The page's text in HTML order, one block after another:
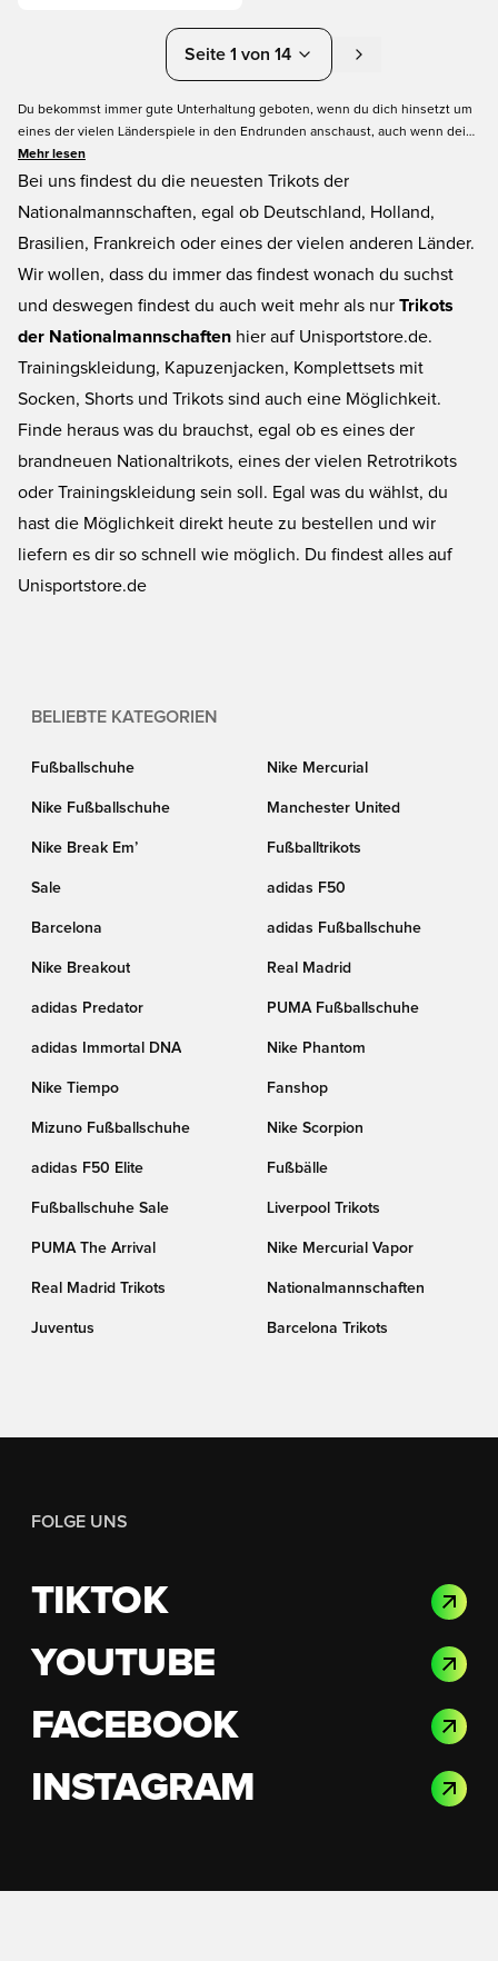
Seite 1 von 14
Du bekommst immer gute Unterhaltung geboten, wenn du dich hinsetzt um
eines der vielen Länderspiele in den Endrunden anschaust, auch wenn dein
Lieblingsland nicht mit dabei ist. Es ist immer wieder spannend die
verschiedenen Nationaltrikots zu sehen und in jeder Endrunde gibt es neue
möchtest, dann schau einfach öfter auf Unisportstore.de vorbei, denn wir
aktualisieren unsere Auswahl an Nationaltrikots laufend.
Mehr lesen
Bei uns findest du die neuesten Trikots der
Nationalmannschaften, egal ob Deutschland, Holland,
Brasilien, Frankreich oder eines der vielen anderen Länder.
Wir wollen, dass du immer das findest wonach du suchst
und deswegen findest du auch weit mehr als nur Trikots
der Nationalmannschaften hier auf Unisportstore.de.
Trainingskleidung, Kapuzenjacken, Komplettsets mit
Socken, Shorts und Trikots sind auch eine Möglichkeit.
Finde heraus was du brauchst, egal ob es eines der
brandneuen Nationaltrikots, eines der vielen Retrotrikots
oder Trainingskleidung sein soll. Egal was du wählst, du
hast die Möglichkeit direkt heute zu bestellen und wir
liefern es dir so schnell wie möglich. Du findest alles auf
Unisportstore.de
BELIEBTE KATEGORIEN
Fußballschuhe Nike Mercurial
Nike Fußballschuhe Manchester United
Nike Break Em’ Fußballtrikots
Sale adidas F50
Barcelona adidas Fußballschuhe
Nike Breakout Real Madrid
adidas Predator PUMA Fußballschuhe
adidas Immortal DNA Nike Phantom
Nike Tiempo Fanshop
Mizuno Fußballschuhe Nike Scorpion
adidas F50 Elite Fußbälle
Fußballschuhe Sale Liverpool Trikots
PUMA The Arrival Nike Mercurial Vapor
Real Madrid Trikots Nationalmannschaften
Juventus Barcelona Trikots
FOLGE UNS
TIKTOK
YOUTUBE
FACEBOOK
INSTAGRAM